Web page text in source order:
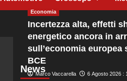
News
Economia
Incertezza alta, effetti
energetico ancora in
sull’economia europea
BCE
Marco Vaccarella 6 Agosto 2026 :